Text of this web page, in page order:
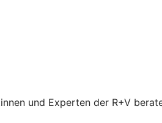
und Experten der R+V